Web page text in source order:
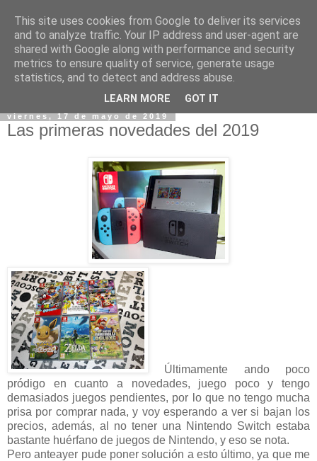
viernes, 17 de mayo de 2019
Las primeras novedades del 2019
Últimamente ando poco
pródigo en cuanto a novedades, juego poco y tengo
demasiados juegos pendientes, por lo que no tengo mucha
prisa por comprar nada, y voy esperando a ver si bajan los
precios, además, al no tener una Nintendo Switch estaba
bastante huérfano de juegos de Nintendo, y eso se nota.
Pero anteayer pude poner solución a esto último, ya que me
This site uses cookies from Google to deliver its services
and to analyze traffic. Your IP address and user-agent are
shared with Google along with performance and security
metrics to ensure quality of service, generate usage
statistics, and to detect and address abuse.
LEARN MORE GOT IT